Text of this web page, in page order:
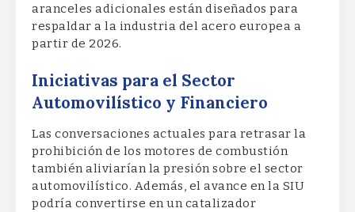
aranceles adicionales están diseñados para
respaldar a la industria del acero europea a
partir de 2026.
Iniciativas para el Sector
Automovilístico y Financiero
Las conversaciones actuales para retrasar la
prohibición de los motores de combustión
también aliviarían la presión sobre el sector
automovilístico. Además, el avance en la SIU
podría convertirse en un catalizador